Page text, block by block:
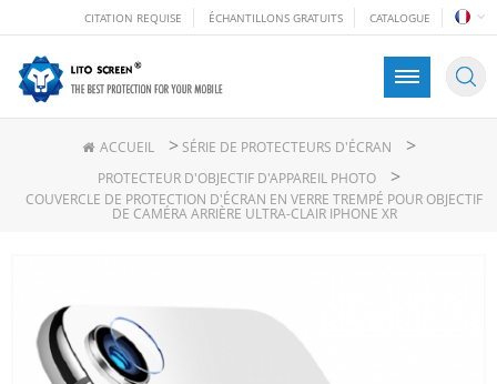
CITATION REQUISE ÉCHANTILLONS GRATUITS CATALOGUE
ACCUEIL > SÉRIE DE PROTECTEURS D'ÉCRAN >
PROTECTEUR D'OBJECTIF D'APPAREIL PHOTO >
COUVERCLE DE PROTECTION D'ÉCRAN EN VERRE TREMPÉ POUR OBJECTIF
DE CAMÉRA ARRIÈRE ULTRA-CLAIR IPHONE XR